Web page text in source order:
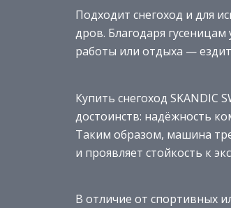
Подходит снегоход и для
дров. Благодаря
работы или отдыха —
Купить снегоход SKANDIC
достоинств: надёжность
Таким образом, машина
и проявляет стойкость к
В отличие от спортивных